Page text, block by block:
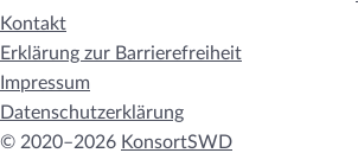
Kontakt
Erklärung zur Barrierefreiheit
Impressum
Datenschutzerklärung
© 2020–2026 KonsortSWD